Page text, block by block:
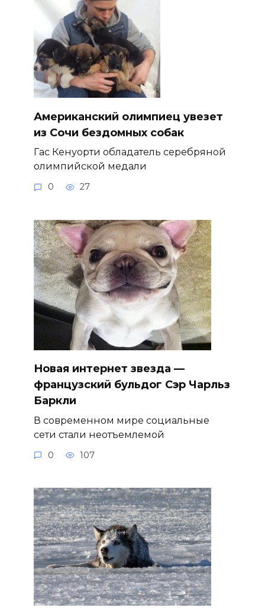
Американский олимпиец увезет
из Сочи бездомных собак
Гас Кенуорти обладатель серебряной
олимпийской медали
0 27
Новая интернет звезда —
французский бульдог Сэр Чарльз
Баркли
В современном мире социальные
сети стали неотъемлемой
0 107